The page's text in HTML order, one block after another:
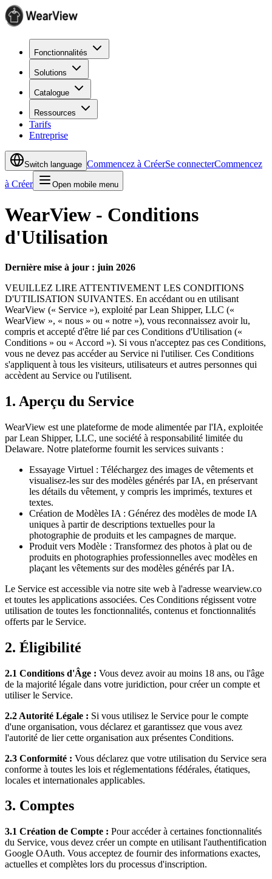
Fonctionnalités
Solutions
Catalogue
Ressources
Tarifs
Entreprise
Switch language Commencez à CréerSe connecterCommencez
à Créer
Open mobile menu
WearView - Conditions
d'Utilisation
Dernière mise à jour : juin 2026
VEUILLEZ LIRE ATTENTIVEMENT LES CONDITIONS
D'UTILISATION SUIVANTES. En accédant ou en utilisant
WearView (« Service »), exploité par Lean Shipper, LLC («
WearView », « nous » ou « notre »), vous reconnaissez avoir lu,
compris et accepté d'être lié par ces Conditions d'Utilisation («
Conditions » ou « Accord »). Si vous n'acceptez pas ces Conditions,
vous ne devez pas accéder au Service ni l'utiliser. Ces Conditions
s'appliquent à tous les visiteurs, utilisateurs et autres personnes qui
accèdent au Service ou l'utilisent.
1. Aperçu du Service
WearView est une plateforme de mode alimentée par l'IA, exploitée
par Lean Shipper, LLC, une société à responsabilité limitée du
Delaware. Notre plateforme fournit les services suivants :
Essayage Virtuel : Téléchargez des images de vêtements et
visualisez-les sur des modèles générés par IA, en préservant
les détails du vêtement, y compris les imprimés, textures et
textes.
Création de Modèles IA : Générez des modèles de mode IA
uniques à partir de descriptions textuelles pour la
photographie de produits et les campagnes de marque.
Produit vers Modèle : Transformez des photos à plat ou de
produits en photographies professionnelles avec modèles en
plaçant les vêtements sur des modèles générés par IA.
Le Service est accessible via notre site web à l'adresse wearview.co
et toutes les applications associées. Ces Conditions régissent votre
utilisation de toutes les fonctionnalités, contenus et fonctionnalités
offerts par le Service.
2. Éligibilité
2.1 Conditions d'Âge : Vous devez avoir au moins 18 ans, ou l'âge
de la majorité légale dans votre juridiction, pour créer un compte et
utiliser le Service.
2.2 Autorité Légale : Si vous utilisez le Service pour le compte
d'une organisation, vous déclarez et garantissez que vous avez
l'autorité de lier cette organisation aux présentes Conditions.
2.3 Conformité : Vous déclarez que votre utilisation du Service sera
conforme à toutes les lois et réglementations fédérales, étatiques,
locales et internationales applicables.
3. Comptes
3.1 Création de Compte : Pour accéder à certaines fonctionnalités
du Service, vous devez créer un compte en utilisant l'authentification
Google OAuth. Vous acceptez de fournir des informations exactes,
actuelles et complètes lors du processus d'inscription.